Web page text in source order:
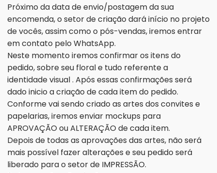
Próximo da data de envio/postagem da sua
encomenda, o setor de criação dará início no projeto
de vocês, assim como o pós-vendas, iremos entrar
em contato pelo WhatsApp.
Neste momento iremos confirmar os itens do
pedido, sobre seu floral e tudo referente a
identidade visual . Após essas confirmações será
dado inicio a criação de cada item do pedido.
Conforme vai sendo criado as artes dos convites e
papelarias, iremos enviar mockups para
APROVAÇÃO ou ALTERAÇÃO de cada item.
Depois de todas as aprovações das artes, não será
mais possível fazer alterações e seu pedido será
liberado para o setor de IMPRESSÃO.